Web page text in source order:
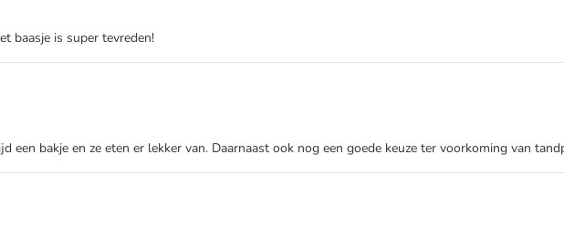
baasje is super tevreden!
bakje en ze eten er lekker van. Daarnaast ook nog een goede keuze ter voorkoming van